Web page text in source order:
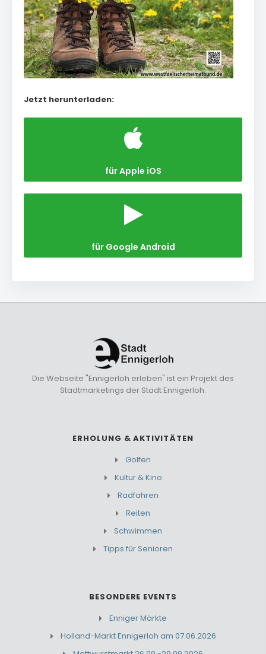
Jetzt herunterladen:
für Apple iOS
für Google Android
Die Webseite "Ennigerloh erleben" ist ein Projekt des
Stadtmarketings der Stadt Ennigerloh.
ERHOLUNG & AKTIVITÄTEN
Golfen
Kultur & Kino
Radfahren
Reiten
Schwimmen
Tipps für Senioren
BESONDERE EVENTS
Enniger Märkte
Holland-Markt Ennigerloh am 07.06.2026